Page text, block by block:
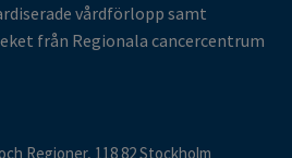
vårdförlopp samt
från Regionala cancercentrum
Regioner, 118 82 Stockholm